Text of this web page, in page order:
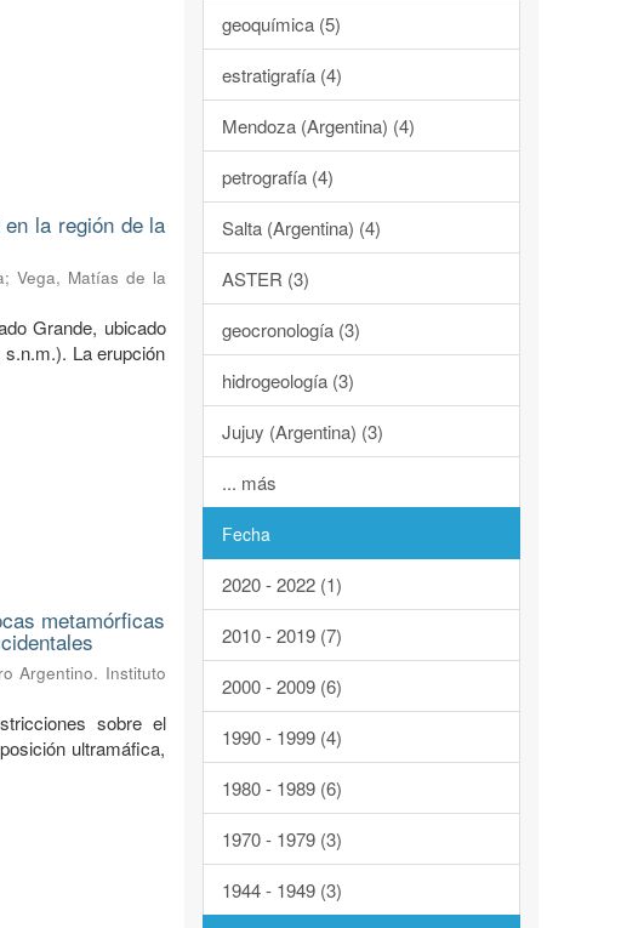
la región de la
;Vega, Matías de la
Grande, ubicado
La erupción
metamórficas
Argentino. Instituto
sobre el
ultramáfica,
geoquímica (5)
estratigrafía (4)
Mendoza (Argentina) (4)
petrografía (4)
Salta (Argentina) (4)
ASTER (3)
geocronología (3)
hidrogeología (3)
Jujuy (Argentina) (3)
... más
Fecha
2020 - 2022 (1)
2010 - 2019 (7)
2000 - 2009 (6)
1990 - 1999 (4)
1980 - 1989 (6)
1970 - 1979 (3)
1944 - 1949 (3)